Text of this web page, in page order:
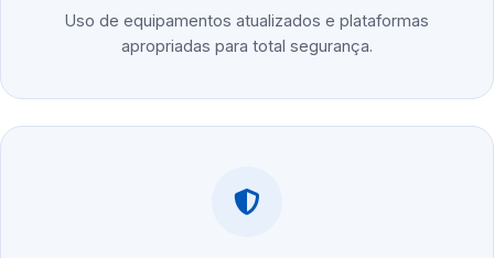
Uso de equipamentos atualizados e plataformas
apropriadas para total segurança.